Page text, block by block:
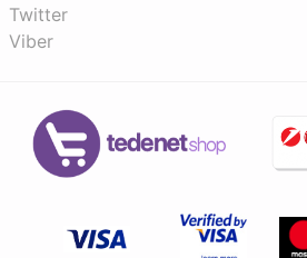
Twitter
Viber